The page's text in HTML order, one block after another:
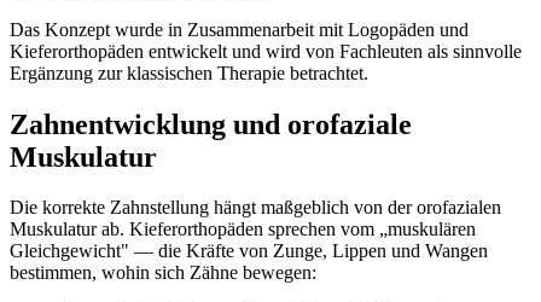
Das Konzept wurde in Zusammenarbeit mit Logopäden und
Kieferorthopäden entwickelt und wird von Fachleuten als sinnvolle
Ergänzung zur klassischen Therapie betrachtet.
Zahnentwicklung und orofaziale
Muskulatur
Die korrekte Zahnstellung hängt maßgeblich von der orofazialen
Muskulatur ab. Kieferorthopäden sprechen vom „muskulären
Gleichgewicht" — die Kräfte von Zunge, Lippen und Wangen
bestimmen, wohin sich Zähne bewegen: